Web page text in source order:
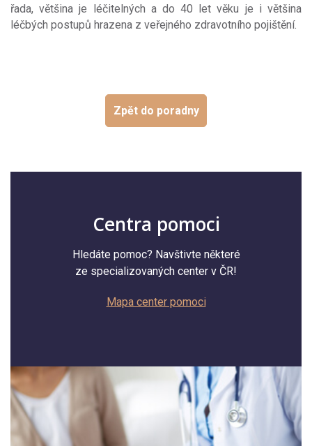
řada, většina je léčitelných a do 40 let věku je i většina
léčbých postupů hrazena z veřejného zdravotního pojištění.
Zpět do poradny
Centra pomoci
Hledáte pomoc? Navštivte některé
ze specializovaných center v ČR!
Mapa center pomoci